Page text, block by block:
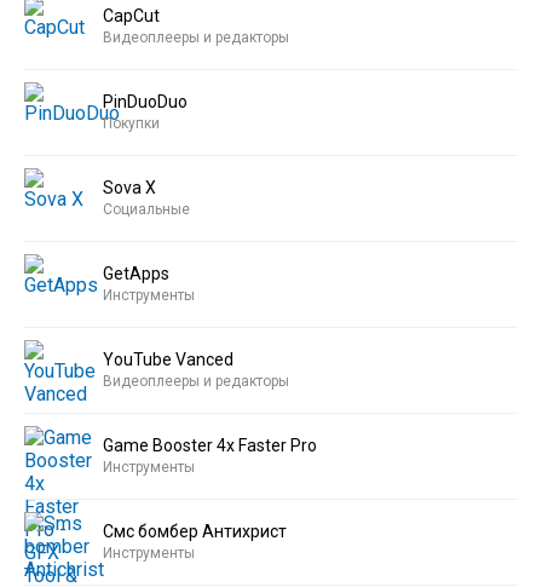
CapCut
Видеоплееры и редакторы
PinDuoDuo
Покупки
Sova X
Социальные
GetApps
Инструменты
YouTube Vanced
Видеоплееры и редакторы
Game Booster 4x Faster Pro
Инструменты
Смс бомбер Антихрист
Инструменты